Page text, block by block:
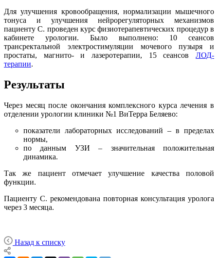
Для улучшения кровообращения, нормализации мышечного
тонуса и улучшения нейрорегуляторных механизмов
пациенту С. проведен курс физиотерапевтических процедур в
кабинете урологии. Было выполнено: 10 сеансов
трансректальной электростимуляции мочевого пузыря и
простаты, магнито- и лазеротерапии, 15 сеансов ЛОД-
терапии.
Результаты
Через месяц после окончания комплексного курса лечения в
отделении урологии клиники №1 ВиТерра Беляево:
показатели лабораторных исследований – в пределах
нормы,
по данным УЗИ – значительная положительная
динамика.
Так же пациент отмечает улучшение качества половой
функции.
Пациенту С. рекомендована повторная консультация уролога
через 3 месяца.
Назад к списку